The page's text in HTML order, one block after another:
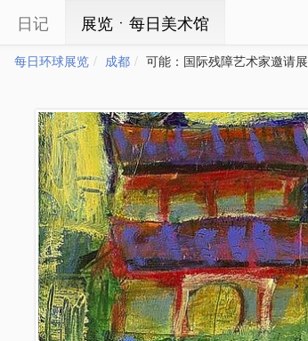
日记 展览ㆍ每日美术馆
每日环球展览 成都 可能：国际残障艺术家邀请展